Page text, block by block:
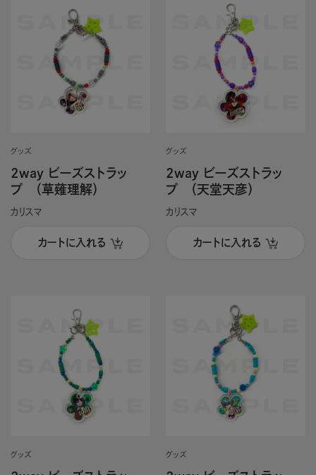
グッズ
2way ビーズストラッ
プ （草薙理解）
カリスマ
カートに入れる
グッズ
2way ビーズストラッ
プ （天堂天彦）
カリスマ
カートに入れる
グッズ グッズ